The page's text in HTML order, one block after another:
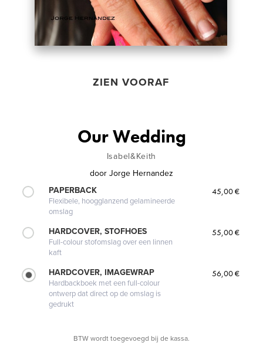
ZIEN VOORAF
Our Wedding
Isabel&Keith
door Jorge Hernandez
PAPERBACK
Flexibele, hoogglanzend gelamineerde
omslag
45,00 €
HARDCOVER, STOFHOES
Full-colour stofomslag over een linnen
kaft
55,00 €
HARDCOVER, IMAGEWRAP
Hardbackboek met een full-colour
ontwerp dat direct op de omslag is
gedrukt
56,00 €
BTW wordt toegevoegd bij de kassa.